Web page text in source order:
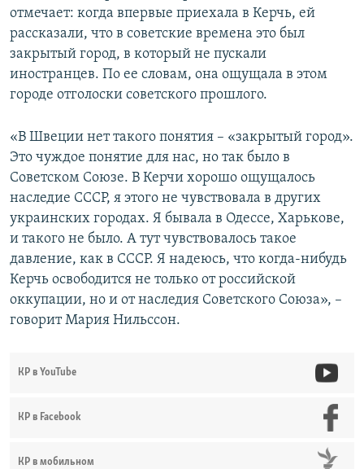
отмечает: когда впервые приехала в Керчь, ей
рассказали, что в советские времена это был
закрытый город, в который не пускали
иностранцев. По ее словам, она ощущала в этом
городе отголоски советского прошлого.
«В Швеции нет такого понятия – «закрытый город».
Это чуждое понятие для нас, но так было в
Советском Союзе. В Керчи хорошо ощущалось
наследие СССР, я этого не чувствовала в других
украинских городах. Я бывала в Одессе, Харькове,
и такого не было. А тут чувствовалось такое
давление, как в СССР. Я надеюсь, что когда-нибудь
Керчь освободится не только от российской
оккупации, но и от наследия Советского Союза», –
говорит Мария Нильссон.
КР в YouTube
КР в Facebook
КР в мобильном